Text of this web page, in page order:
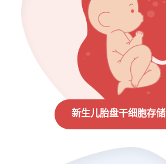
新生儿胎盘干细胞存储